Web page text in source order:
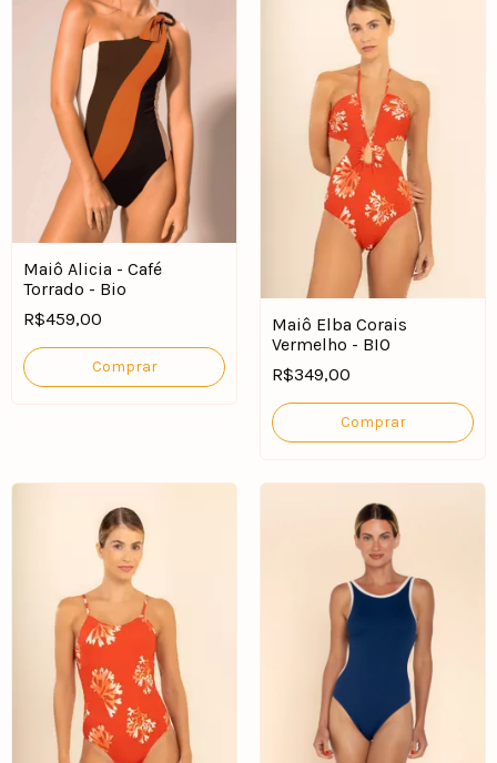
Maiô Alicia - Café
Torrado - Bio
R$459,00
Comprar
Maiô Elba Corais
Vermelho - BIO
R$349,00
Comprar